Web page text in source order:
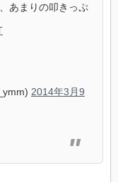
あまりの叩きっぷ
2014年3月9